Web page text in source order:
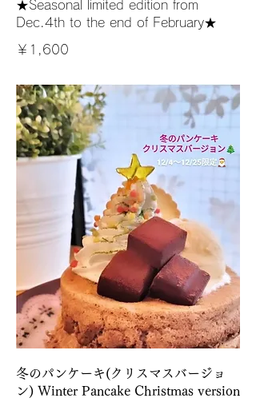
★Seasonal limited edition from
Dec.4th to the end of February★
￥1,600
冬のパンケーキ(クリスマスバージョ
ン) Winter Pancake Christmas version